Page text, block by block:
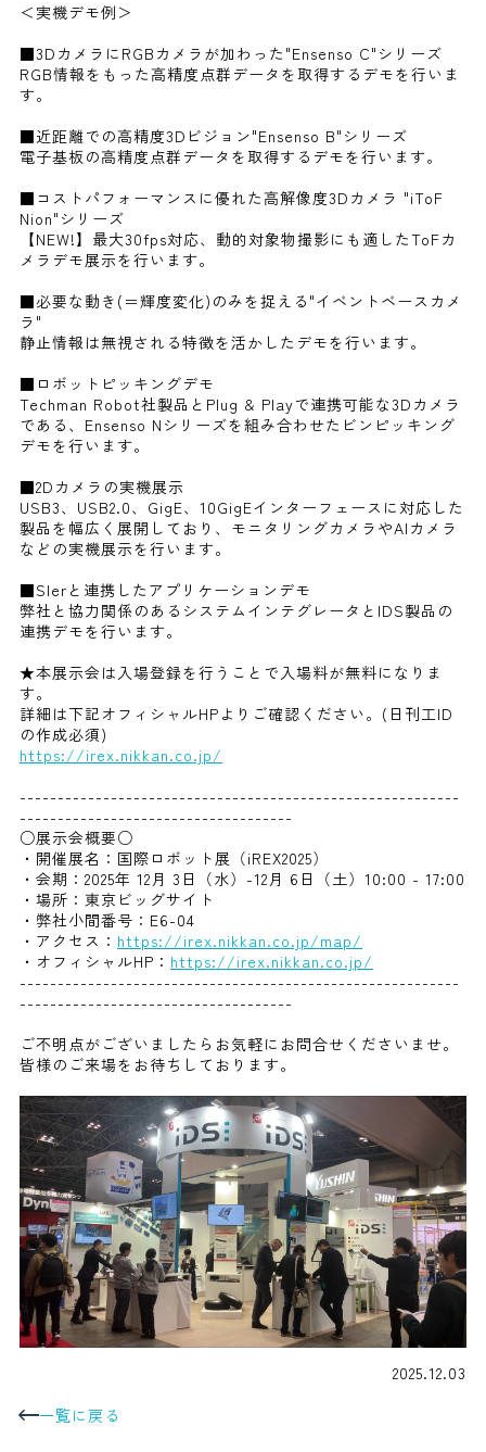
＜実機デモ例＞
■3DカメラにRGBカメラが加わった"Ensenso C"シリーズ
RGB情報をもった高精度点群データを取得するデモを行いま
す。
■近距離での高精度3Dビジョン"Ensenso B"シリーズ
電子基板の高精度点群データを取得するデモを行います。
■コストパフォーマンスに優れた高解像度3Dカメラ "iToF
Nion"シリーズ
【NEW!】最大30fps対応、動的対象物撮影にも適したToFカ
メラデモ展示を行います。
■必要な動き(＝輝度変化)のみを捉える"イベントベースカメ
ラ"
静止情報は無視される特徴を活かしたデモを行います。
■ロボットピッキングデモ
Techman Robot社製品とPlug & Playで連携可能な3Dカメラ
である、Ensenso Nシリーズを組み合わせたビンピッキング
デモを行います。
■2Dカメラの実機展示
USB3、USB2.0、GigE、10GigEインターフェースに対応した
製品を幅広く展開しており、モニタリングカメラやAIカメラ
などの実機展示を行います。
■SIerと連携したアプリケーションデモ
弊社と協力関係のあるシステムインテグレータとIDS製品の
連携デモを行います。
★本展示会は入場登録を行うことで入場料が無料になりま
す。
詳細は下記オフィシャルHPよりご確認ください。(日刊工ID
の作成必須)
https://irex.nikkan.co.jp/
----------------------------------------------------------
------------------------------------
○展示会概要○
・開催展名：国際ロボット展（iREX2025）
・会期：2025年 12月 3日（水）-12月 6日（土）10:00 - 17:00
・場所：東京ビッグサイト
・弊社小間番号：E6-04
・アクセス： https://irex.nikkan.co.jp/map/
・オフィシャルHP： https://irex.nikkan.co.jp/
----------------------------------------------------------
------------------------------------
ご不明点がございましたらお気軽にお問合せくださいませ。
皆様のご来場をお待ちしております。
2025.12.03
一覧に戻る